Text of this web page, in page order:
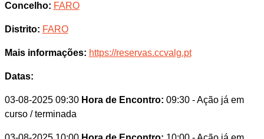
Concelho: FARO
Distrito: FARO
Mais informações: https://reservas.ccvalg.pt
Datas:
03-08-2025 09:30 Hora de Encontro: 09:30 - Ação já em
curso / terminada